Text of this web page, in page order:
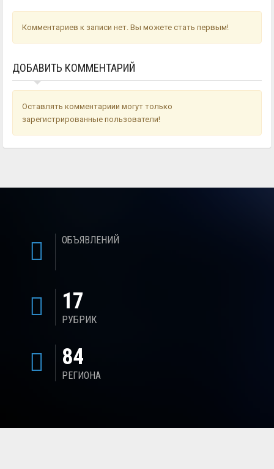
Комментариев к записи нет. Вы можете стать первым!
ДОБАВИТЬ КОММЕНТАРИЙ
Оставлять комментариии могут только
зарегистрированные пользователи!
ОБЪЯВЛЕНИЙ
17
РУБРИК
84
РЕГИОНА